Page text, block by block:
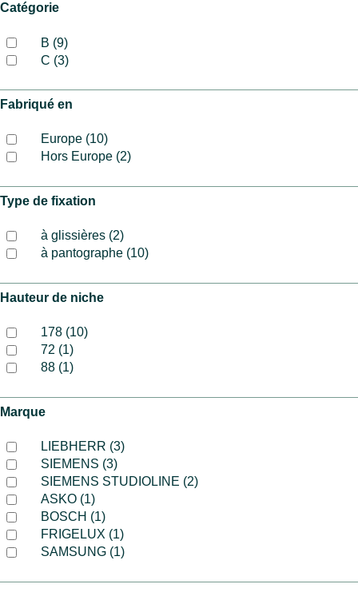
Catégorie
B (9)
C (3)
Fabriqué en
Europe (10)
Hors Europe (2)
Type de fixation
à glissières (2)
à pantographe (10)
Hauteur de niche
178 (10)
72 (1)
88 (1)
Marque
LIEBHERR (3)
SIEMENS (3)
SIEMENS STUDIOLINE (2)
ASKO (1)
BOSCH (1)
FRIGELUX (1)
SAMSUNG (1)